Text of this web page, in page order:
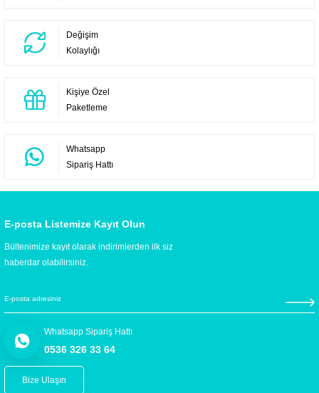
Değişim
Kolaylığı
Kişiye Özel
Paketleme
Whatsapp
Sipariş Hattı
E-posta Listemize Kayıt Olun
Bültenimize kayıt olarak indirimlerden ilk siz
haberdar olabilirsiniz.
Whatsapp Sipariş Hattı
0536 326 33 64
Bize Ulaşın